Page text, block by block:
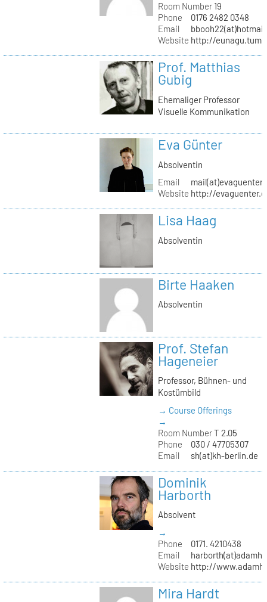
Room Number19
Phone
0176 2482 0348
Email
Website http://
Prof. Matthias
Gubig
Ehemaliger Professor
Visuelle Kommunikation
Eva Günter
Absolventin
Email
Website http://
Lisa Haag
Absolventin
Birte Haaken
Absolventin
Prof. Stefan
Hageneier
Professor, Bühnen- und
Kostümbild
→ Course Offerings
→
Room NumberT 2.05
Phone
030 / 47705307
Email
sh(at)kh-berlin.de
Dominik
Harborth
Absolvent
→
Phone
0171. 4210438
Email
Website http://
Mira Hardt